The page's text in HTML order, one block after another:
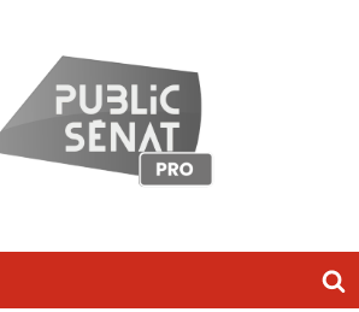
novembre 2022.pdf